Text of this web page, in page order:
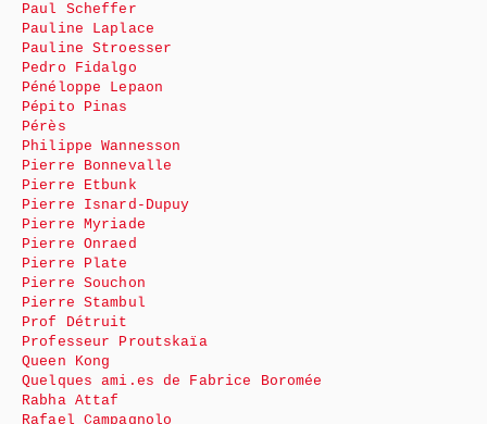
Paul Scheffer
Pauline Laplace
Pauline Stroesser
Pedro Fidalgo
Pénéloppe Lepaon
Pépito Pinas
Pérès
Philippe Wannesson
Pierre Bonnevalle
Pierre Etbunk
Pierre Isnard-Dupuy
Pierre Myriade
Pierre Onraed
Pierre Plate
Pierre Souchon
Pierre Stambul
Prof Détruit
Professeur Proutskaïa
Queen Kong
Quelques ami.es de Fabrice Boromée
Rabha Attaf
Rafael Campagnolo